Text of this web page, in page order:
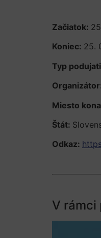
Začiatok:
Koniec: 25.
Typ
Miesto
Štát:
Odkaz:
V rámci